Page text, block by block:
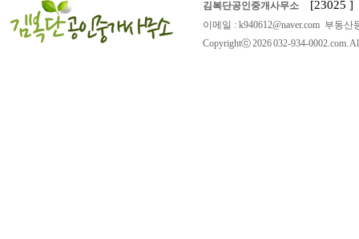
김복단공인중개사무소 [23025 ]
이메일 : k940612@naver.com 부동
Copyrightⓒ 2026 032-934-0002.com.